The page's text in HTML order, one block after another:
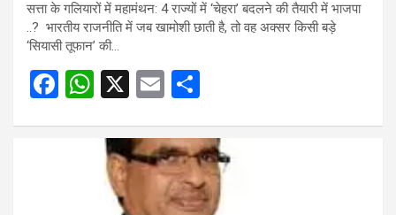
सत्ता के गलियारों में महामंथन: 4 राज्यों में ‘चेहरा’ बदलने की तैयारी में भाजपा
..? भारतीय राजनीति में जब खामोशी छाती है, तो वह अक्सर किसी बड़े
‘सियासी तूफान’ की…
F
W
at
s
A
X
E
ail ar
e